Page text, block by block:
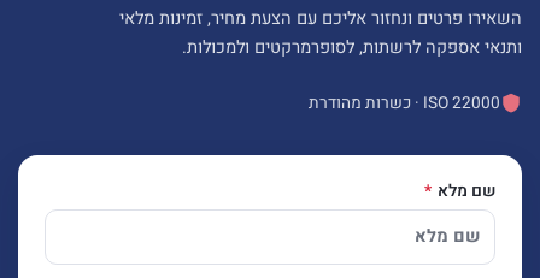
השאירו פרטים ונחזור אליכם עם הצעת מחיר, זמינות מלאי
ותנאי אספקה לרשתות, לסופרמרקטים ולמכולות.
ISO 22000 · כשרות מהודרת
שם מלא